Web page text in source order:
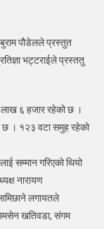
पौडेलले प्रस्तुत
भट्टराईले प्रस्ततु
६ हजार रहेको छ ।
छ । १२३ वटा समुह रहेको
सम्मान गरिएको थियो
नारायण
लगायतले
खतिवडा, संगम